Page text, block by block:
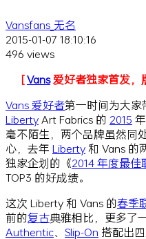
Vansfans_无名
2015-01-07 18:10:16
496 views
[Vans爱好者独家首发，
Vans 爱好者第一时间为大家
LibertyArt Fabrics 的 2015 年
毫不陌生，两个品牌虽然同
心，去年 Liberty和 Vans 的
独家企划的《2014 年度最佳
TOP3 的好成绩。
这次 Liberty 和 Vans 的春季
前的复古典雅相比，更多了
Authentic、 Slip-On 搭配出